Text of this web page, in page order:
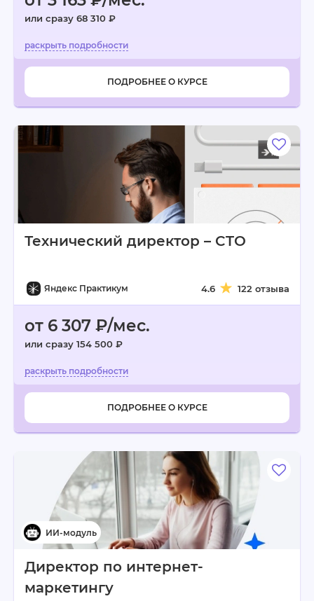
или сразу 68 310 ₽
ПОДРОБНЕЕ О КУРСЕ
Технический директор – CTO
Яндекс Практикум 4.6 122 отзыва
от 6 307 ₽/мес.
или сразу 154 500 ₽
ПОДРОБНЕЕ О КУРСЕ
Директор по интернет-
маркетингу